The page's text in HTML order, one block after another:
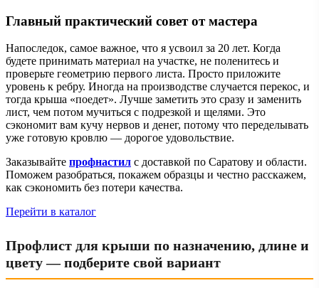
Главный практический совет от мастера
Напоследок, самое важное, что я усвоил за 20 лет. Когда
будете принимать материал на участке, не поленитесь и
проверьте геометрию первого листа. Просто приложите
уровень к ребру. Иногда на производстве случается перекос, и
тогда крыша «поедет». Лучше заметить это сразу и заменить
лист, чем потом мучиться с подрезкой и щелями. Это
сэкономит вам кучу нервов и денег, потому что переделывать
уже готовую кровлю — дорогое удовольствие.
Заказывайте профнастил с доставкой по Саратову и области.
Поможем разобраться, покажем образцы и честно расскажем,
как сэкономить без потери качества.
Перейти в каталог
Профлист для крыши по назначению, длине и
цвету — подберите свой вариант